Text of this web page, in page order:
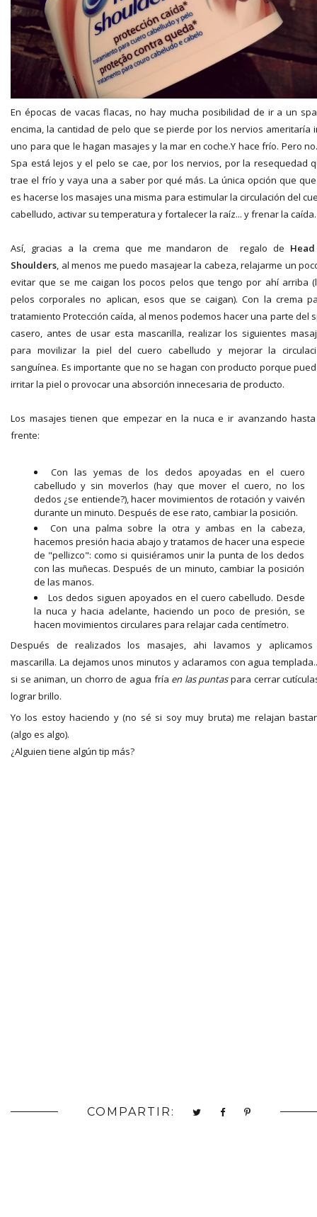
En épocas de vacas flacas, no hay mucha posibilidad de ir a un
encima, la cantidad de pelo que se pierde por los nervios ameritaría
uno para que le hagan masajes y la mar en coche.Y hace frío. Pero
Spa está lejos y el pelo se cae, por los nervios, por la resequedad
trae el frío y vaya una a saber por qué más. La única opción que
es hacerse los masajes una misma para estimular la circulación del
cabelludo, activar su temperatura y fortalecer la raíz... y frenar la caída.
Así, gracias a la crema que me mandaron de regalo de
Shoulders, al menos me puedo masajear la cabeza, relajarme un
evitar que se me caigan los pocos pelos que tengo por ahí arriba
pelos corporales no aplican, esos que se caigan). Con la crema
tratamiento Protección caída, al menos podemos hacer una parte del
casero, antes de usar esta mascarilla, realizar los siguientes
para movilizar la piel del cuero cabelludo y mejorar la
sanguínea. Es importante que no se hagan con producto porque
irritar la piel o provocar una absorción innecesaria de producto.
Los masajes tienen que empezar en la nuca e ir avanzando
frente:
Con las yemas de los dedos apoyadas en el cuero
cabelludo y sin moverlos (hay que mover el cuero, no los
dedos ¿se entiende?), hacer movimientos de rotación y vaivén
durante un minuto. Después de ese rato, cambiar la posición.
Con una palma sobre la otra y ambas en la cabeza,
hacemos presión hacia abajo y tratamos de hacer una especie
de "pellizco": como si quisiéramos unir la punta de los dedos
con las muñecas. Después de un minuto, cambiar la posición
de las manos.
Los dedos siguen apoyados en el cuero cabelludo. Desde
la nuca y hacia adelante, haciendo un poco de presión, se
hacen movimientos circulares para relajar cada centímetro.
Después de realizados los masajes, ahi lavamos y
mascarilla. La dejamos unos minutos y aclaramos con agua
si se animan, un chorro de agua fría en las puntaspara cerrar
lograr brillo.
Yo los estoy haciendo y (no sé si soy muy bruta) me relajan
(algo es algo).
¿Alguien tiene algún tip más?
COMPARTIR: